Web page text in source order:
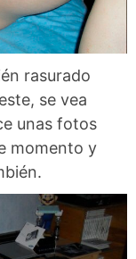
rasurado
se vea
unas fotos
momento y